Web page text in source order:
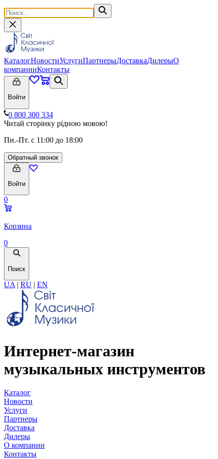
КаталогНовостиУслугиПартнерыДоставкаДилерыО
компанииКонтакты
Войти
0 800 300 334
Читай сторінку рідною мовою!
Пн.-Пт. с 11:00 до 18:00
Обратный звонок
Войти
0
Корзина
0
Поиск
UA | RU | EN
Интернет-магазин
музыкальных инструментов
Каталог
Новости
Услуги
Партнеры
Доставка
Дилеры
О компании
Контакты